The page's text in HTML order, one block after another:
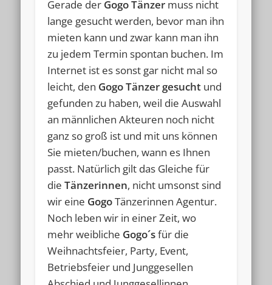
Gerade der Gogo Tänzer muss nicht
lange gesucht werden, bevor man ihn
mieten kann und zwar kann man ihn
zu jedem Termin spontan buchen. Im
Internet ist es sonst gar nicht mal so
leicht, den Gogo Tänzer gesucht und
gefunden zu haben, weil die Auswahl
an männlichen Akteuren noch nicht
ganz so groß ist und mit uns können
Sie mieten/buchen, wann es Ihnen
passt. Natürlich gilt das Gleiche für
die Tänzerinnen, nicht umsonst sind
wir eine GogoTänzerinnen Agentur.
Noch leben wir in einer Zeit, wo
mehr weibliche Gogo´sfür die
Weihnachtsfeier, Party, Event,
Betriebsfeier und Junggesellen